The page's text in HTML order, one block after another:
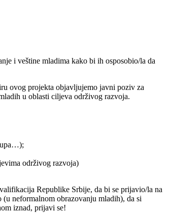
i veštine mladima kako bi ih osposobio/la da
ovog projekta objavljujemo javni poziv za
u oblasti ciljeva održivog razvoja.
održivog razvoja)
Republike Srbije, da bi se prijavio/la na
neformalnom obrazovanju mladih), da si
iznad, prijavi se!